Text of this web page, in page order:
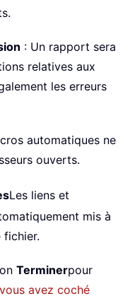
: Un rapport sera
relatives aux
les erreurs
automatiques ne
ouverts.
Les liens et
mis à
fichier.
Terminerpour
avez coché